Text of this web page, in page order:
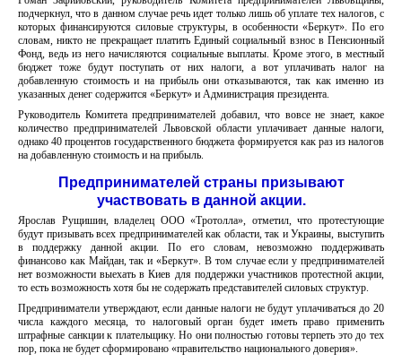
подчеркнул, что в данном случае речь идет только лишь об уплате тех налогов, с
которых финансируются силовые структуры, в особенности «Беркут». По его
словам, никто не прекращает платить Единый социальный взнос в Пенсионный
Фонд, ведь из него начисляются социальные выплаты. Кроме этого, в местный
бюджет тоже будут поступать от них налоги, а вот уплачивать налог на
добавленную стоимость и на прибыль они отказываются, так как именно из
указанных денег содержится «Беркут» и Администрация президента.
Руководитель Комитета предпринимателей добавил, что вовсе не знает, какое
количество предпринимателей Львовской области уплачивает данные налоги,
однако 40 процентов государственного бюджета формируется как раз из налогов
на добавленную стоимость и на прибыль.
Предпринимателей страны призывают
участвовать в данной акции.
Ярослав Рущишин, владелец ООО «Тротолла», отметил, что протестующие
будут призывать всех предпринимателей как области, так и Украины, выступить
в поддержку данной акции. По его словам, невозможно поддерживать
финансово как Майдан, так и «Беркут». В том случае если у предпринимателей
нет возможности выехать в Киев для поддержки участников протестной акции,
то есть возможность хотя бы не содержать представителей силовых структур.
Предприниматели утверждают, если данные налоги не будут уплачиваться до 20
числа каждого месяца, то налоговый орган будет иметь право применить
штрафные санкции к плательщику. Но они полностью готовы терпеть это до тех
пор, пока не будет сформировано «правительство национального доверия».